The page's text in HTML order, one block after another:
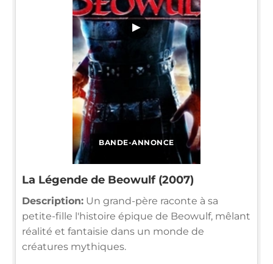
BANDE-ANNONCE
▶
La Légende de Beowulf (2007)
Description: Un grand-père raconte à sa
petite-fille l'histoire épique de Beowulf, mêlant
réalité et fantaisie dans un monde de
créatures mythiques.